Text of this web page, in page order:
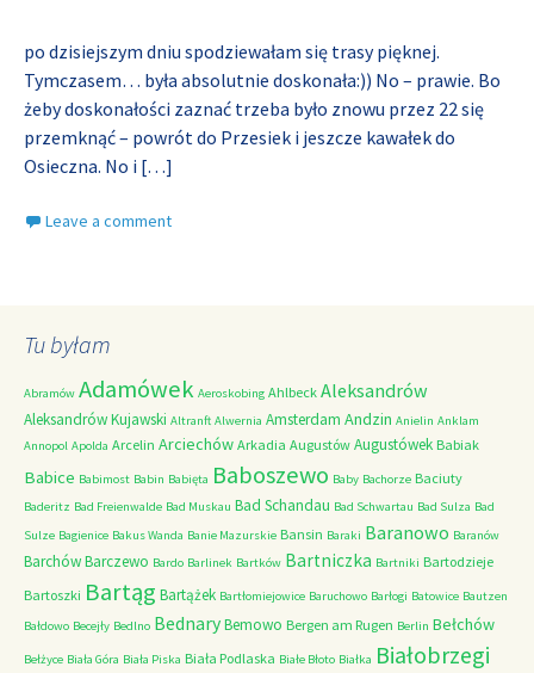
po dzisiejszym dniu spodziewałam się trasy pięknej.
Tymczasem… była absolutnie doskonała:)) No – prawie. Bo
żeby doskonałości zaznać trzeba było znowu przez 22 się
przemknąć – powrót do Przesiek i jeszcze kawałek do
Osieczna. No i […]
Leave a comment
Tu byłam
Abramów Adamówek Aeroskobing Ahlbeck Aleksandrów
Aleksandrów Kujawski Altranft Alwernia Amsterdam Andzin Anielin Anklam
Annopol Apolda Arcelin Arciechów Arkadia Augustów Augustówek Babiak
Babice Babimost Babin Babięta Baboszewo Baby Bachorze Baciuty
Baderitz Bad Freienwalde Bad Muskau Bad Schandau Bad Schwartau Bad Sulza Bad
Sulze Bagienice Bakus Wanda Banie Mazurskie Bansin Baraki Baranowo Baranów
BarchówBarczewo Bardo Barlinek Bartków Bartniczka Bartniki Bartodzieje
Bartoszki Bartąg Bartążek Bartłomiejowice Baruchowo Barłogi Batowice Bautzen
Bałdowo Becejły Bedlno BednaryBemowo Bergen am Rugen Berlin Bełchów
Bełżyce Biała Góra Biała Piska Biała Podlaska Białe Błoto Białka Białobrzegi